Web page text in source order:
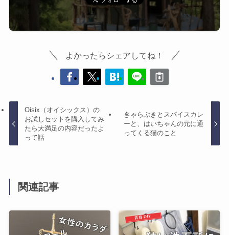
よかったらシェアしてね！
Oisix（オイシックス）の
お試しセットを購入してみ
たら大満足の内容だったよ
って話
きゃらぶきとスパイスカレ
ーと、はいちゃんの元に通
ってくる猫のこと
関連記事